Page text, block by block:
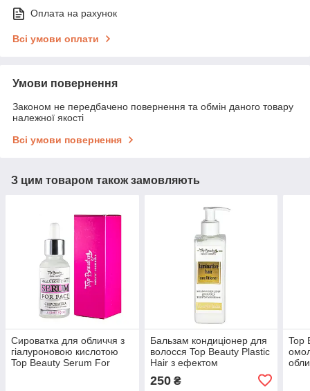
Оплата на рахунок
Всі умови оплати
Умови повернення
Законом не передбачено повернення та обмін даного товару
належної якості
Всі умови повернення
З цим товаром також замовляють
Сироватка для обличчя з
гіалуроновою кислотою
Top Beauty Serum For
Бальзам кондиціонер для
волосся Top Beauty Plastic
Hair з ефектом
250₴
Top